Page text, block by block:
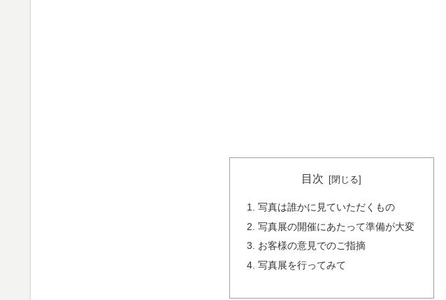
目次
写真は誰かに見ていただくもの
写真展の開催にあたって準備が大変
お客様の意見でのご指摘
写真展を行ってみて